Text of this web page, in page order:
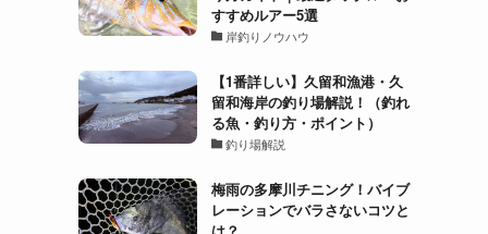
すすめルアー5選
岸釣りノウハウ
【1番詳しい】久留和漁港・久
留和海岸の釣り場解説！（釣れ
る魚・釣り方・ポイント）
釣り場解説
梅雨の多摩川チニング！バイブ
レーションでバラさないコツと